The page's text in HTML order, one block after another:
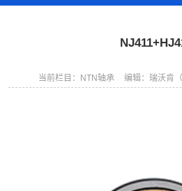
当前栏目：NTN轴承 编辑：瑞沃肯